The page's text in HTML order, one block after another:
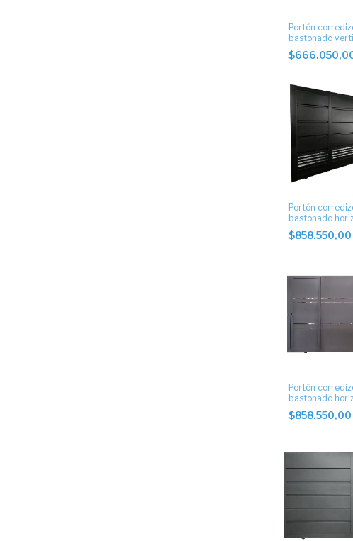
Portón
bastonado
ciego.
Portón
bastonado
puerta lateral y
$858.550,00
Portón
bastonado
con puerta.
$858.550,00